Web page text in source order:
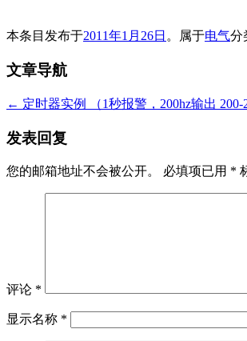
本条目发布于2011年1月26日 。属于电气分
文章导航
← 定时器实例 （1秒报警，200hz输出 200-
发表回复
您的邮箱地址不会被公开。 必填项已用 *
评论 *
显示名称 *